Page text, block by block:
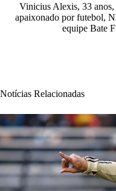
Vinicius Alexis, 33
apaixonado por futebol,
equipe Bate
Notícias Relacionadas